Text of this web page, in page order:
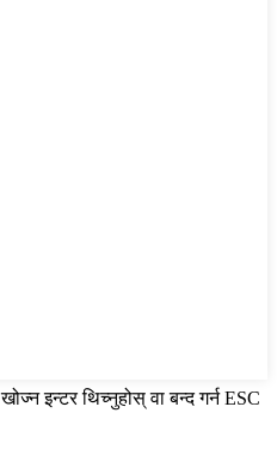
खोज्न इन्टर थिच्नुहोस् वा बन्द गर्न ESC